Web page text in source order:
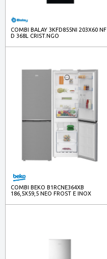
COMBI BALAY 3KFD855NI 203X60 NF
D 368L CRIST.NGO
COMBI BEKO B1RCNE364XB
186,5X59,5 NEO FROST E INOX